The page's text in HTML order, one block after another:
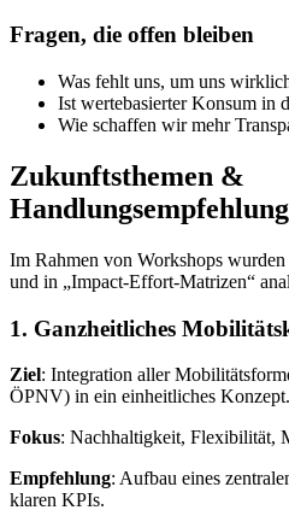
Fragen, die offen bleiben
Was fehlt uns, um uns
Ist wertebasierter Konsum in
Wie schaffen wir mehr
Zukunftsthemen &
Im Rahmen von Workshops
und in „Impact-Effort-Matrizen“
1. Ganzheitliches
Ziel: Integration aller
ÖPNV) in ein einheitliches Konzept.
Fokus: Nachhaltigkeit, Flexibilität,
Empfehlung: Aufbau eines
klaren KPIs.